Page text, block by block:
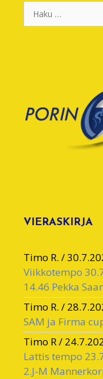
Haku:
VIERASKIRJA
Timo R. /
Viikkotempo
14.46 Pekka
Timo R. /
SAM ja Firma
Timo R/
Lattis tempo
2.J-M